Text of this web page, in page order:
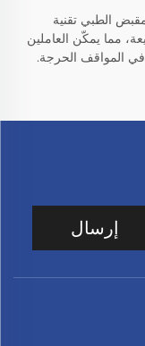
الطبي تقنية
مما يمكّن العاملين
المواقف الحرجة.
إرسال